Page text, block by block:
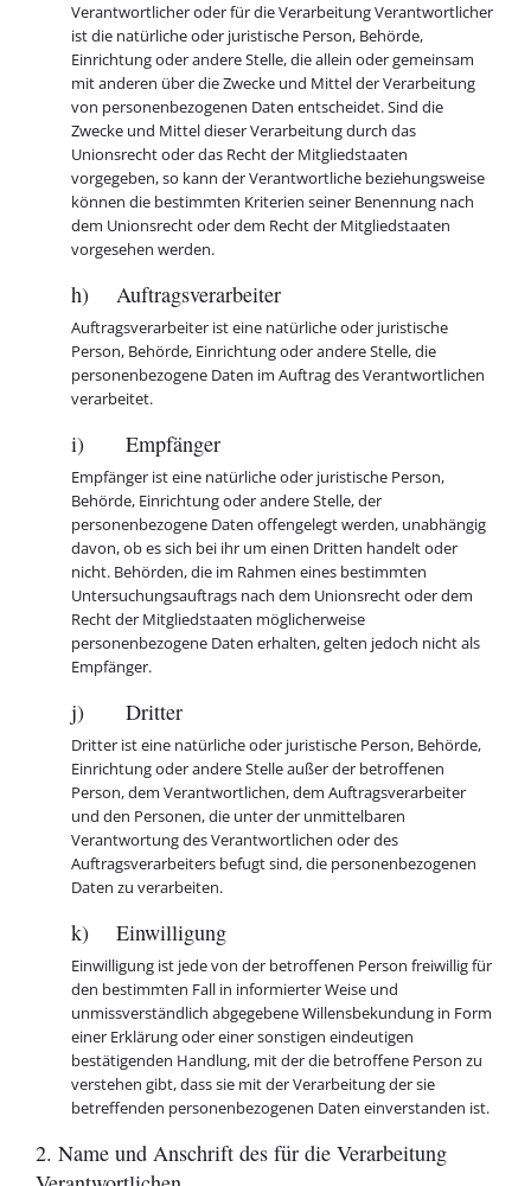
Verantwortlicher oder für die Verarbeitung Verantwortlicher
ist die natürliche oder juristische Person, Behörde,
Einrichtung oder andere Stelle, die allein oder gemeinsam
mit anderen über die Zwecke und Mittel der Verarbeitung
von personenbezogenen Daten entscheidet. Sind die
Zwecke und Mittel dieser Verarbeitung durch das
Unionsrecht oder das Recht der Mitgliedstaaten
vorgegeben, so kann der Verantwortliche beziehungsweise
können die bestimmten Kriterien seiner Benennung nach
dem Unionsrecht oder dem Recht der Mitgliedstaaten
vorgesehen werden.
h) Auftragsverarbeiter
Auftragsverarbeiter ist eine natürliche oder juristische
Person, Behörde, Einrichtung oder andere Stelle, die
personenbezogene Daten im Auftrag des Verantwortlichen
verarbeitet.
i) Empfänger
Empfänger ist eine natürliche oder juristische Person,
Behörde, Einrichtung oder andere Stelle, der
personenbezogene Daten offengelegt werden, unabhängig
davon, ob es sich bei ihr um einen Dritten handelt oder
nicht. Behörden, die im Rahmen eines bestimmten
Untersuchungsauftrags nach dem Unionsrecht oder dem
Recht der Mitgliedstaaten möglicherweise
personenbezogene Daten erhalten, gelten jedoch nicht als
Empfänger.
j) Dritter
Dritter ist eine natürliche oder juristische Person, Behörde,
Einrichtung oder andere Stelle außer der betroffenen
Person, dem Verantwortlichen, dem Auftragsverarbeiter
und den Personen, die unter der unmittelbaren
Verantwortung des Verantwortlichen oder des
Auftragsverarbeiters befugt sind, die personenbezogenen
Daten zu verarbeiten.
k) Einwilligung
Einwilligung ist jede von der betroffenen Person freiwillig für
den bestimmten Fall in informierter Weise und
unmissverständlich abgegebene Willensbekundung in Form
einer Erklärung oder einer sonstigen eindeutigen
bestätigenden Handlung, mit der die betroffene Person zu
verstehen gibt, dass sie mit der Verarbeitung der sie
betreffenden personenbezogenen Daten einverstanden ist.
2. Name und Anschrift des für die Verarbeitung